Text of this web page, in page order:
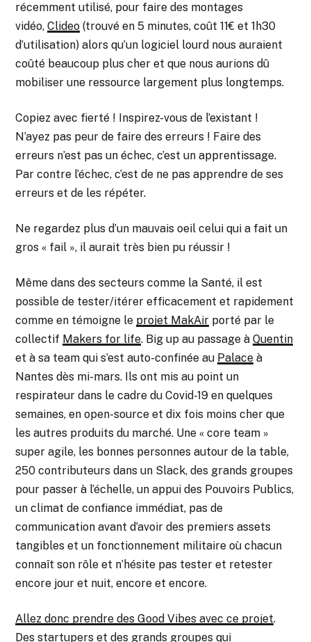
récemment utilisé, pour faire des montages
vidéo,Clideo (trouvé en 5 minutes, coût 11€ et 1h30
d’utilisation) alors qu’un logiciel lourd nous auraient
coûté beaucoup plus cher et que nous aurions dû
mobiliser une ressource largement plus longtemps.
Copiez avec fierté ! Inspirez-vous de l’existant !
N’ayez pas peur de faire des erreurs ! Faire des
erreurs n’est pas un échec, c’est un apprentissage.
Par contre l’échec, c’est de ne pas apprendre de ses
erreurs et de les répéter.
Ne regardez plus d’un mauvais oeil celui qui a fait un
gros « fail », il aurait très bien pu réussir !
Même dans des secteurs comme la Santé, il est
possible de tester/itérer efficacement et rapidement
comme en témoigne le projet MakAir porté par le
collectif Makers for life. Big up au passage àQuentin
et à sa team qui s’est auto-confinée au Palace à
Nantes dès mi-mars. Ils ont mis au point un
respirateur dans le cadre du Covid-19 en quelques
semaines, en open-source et dix fois moins cher que
les autres produits du marché. Une « core team »
super agile, les bonnes personnes autour de la table,
250 contributeurs dans un Slack, des grands groupes
pour passer à l’échelle, un appui des Pouvoirs Publics,
un climat de confiance immédiat, pas de
communication avant d’avoir des premiers assets
tangibles et un fonctionnement militaire où chacun
connaît son rôle et n’hésite pas tester et retester
encore jour et nuit, encore et encore.
Allez donc prendre des Good Vibes avec ce projet.
Des startupers et des grands groupes qui